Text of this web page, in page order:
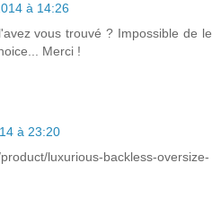
à 14:26
vous trouvé ? Impossible de le
Merci !
à 23:20
luxurious-backless-oversize-